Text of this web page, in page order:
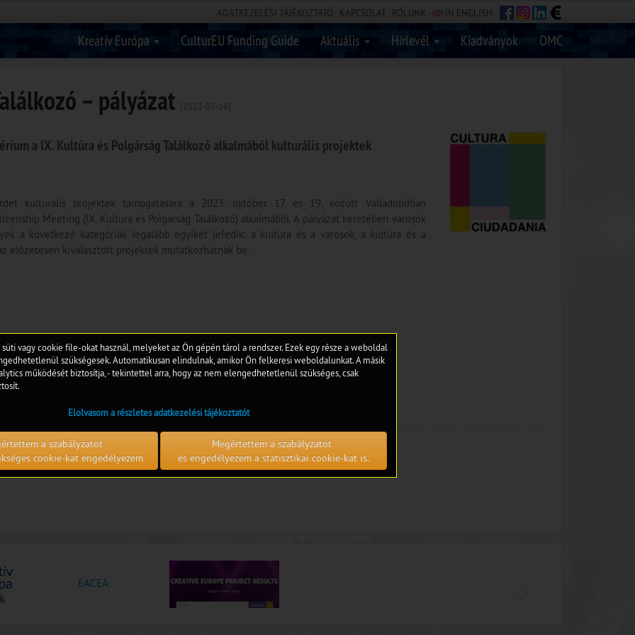
ADATKEZELÉSI TÁJÉKOZTATÓ KAPCSOLAT RÓLUNK IN ENGLISH
Kreatív Európa CulturEU Funding Guide Aktuális Hírlevél Kiadványok OMC
– pályázat
a IX. Kultúra és Polgárság Találkozó alkalmából kulturális projektek
kulturális projektek támogatására a 2023. október 17. és 19. között Valladolidban
Meeting (IX. Kultúra és Polgárság Találkozó) alkalmából. A pályázat keretében városok
a következő kategóriák legalább egyikét lefedik: a kultúra és a városok, a kultúra és a
előzetesen kiválasztott projektek mutatkozhatnak be.
rendezvényszervezés, turizmus, idegenforgalom
EACEA
vagy cookie file-okat használ, melyeket az Ön gépén tárol a rendszer. Ezek egy része a weboldal
szükségesek. Automatikusan elindulnak, amikor Ön felkeresi weboldalunkat. A másik
működését biztosítja, - tekintettel arra, hogy az nem elengedhetetlenül szükséges, csak
Elolvasom a részletes adatkezelési tájékoztatót
a szabályzatot
cookie-kat engedélyezem
Megértettem a szabályzatot
és engedélyezem a statisztikai cookie-kat is.